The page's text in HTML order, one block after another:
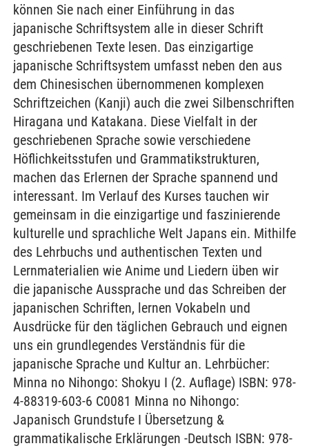
können Sie nach einer Einführung in das
japanische Schriftsystem alle in dieser Schrift
geschriebenen Texte lesen. Das einzigartige
japanische Schriftsystem umfasst neben den aus
dem Chinesischen übernommenen komplexen
Schriftzeichen (Kanji) auch die zwei Silbenschriften
Hiragana und Katakana. Diese Vielfalt in der
geschriebenen Sprache sowie verschiedene
Höflichkeitsstufen und Grammatikstrukturen,
machen das Erlernen der Sprache spannend und
interessant. Im Verlauf des Kurses tauchen wir
gemeinsam in die einzigartige und faszinierende
kulturelle und sprachliche Welt Japans ein. Mithilfe
des Lehrbuchs und authentischen Texten und
Lernmaterialien wie Anime und Liedern üben wir
die japanische Aussprache und das Schreiben der
japanischen Schriften, lernen Vokabeln und
Ausdrücke für den täglichen Gebrauch und eignen
uns ein grundlegendes Verständnis für die
japanische Sprache und Kultur an. Lehrbücher:
Minna no Nihongo: Shokyu I (2. Auflage) ISBN: 978-
4-88319-603-6 C0081 Minna no Nihongo:
Japanisch Grundstufe I Übersetzung &
grammatikalische Erklärungen -Deutsch ISBN: 978-